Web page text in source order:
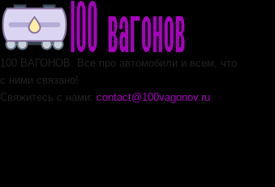
100 ВАГОНОВ. Все про автомобили и всем, что
с ними связано!
Свяжитесь с нами: contact@100vagonov.ru